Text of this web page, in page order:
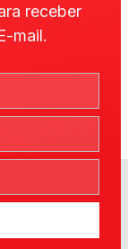
receber
mail.